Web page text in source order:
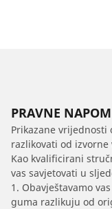
PRAVNE
Prikazane
razlikovati od
Kao kvalificirani
vas savjetovati u
1. Obavještavamo
guma razlikuju od